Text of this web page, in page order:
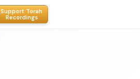
Support Torah
Recordings